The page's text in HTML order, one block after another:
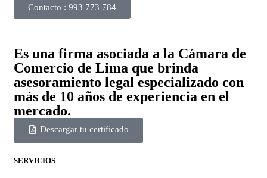
Contacto : 993 773 784
Es una firma asociada a la Cámara de
Comercio de Lima que brinda
asesoramiento legal especializado con
más de 10 años de experiencia en el
mercado.
Descargar tu certificado
SERVICIOS